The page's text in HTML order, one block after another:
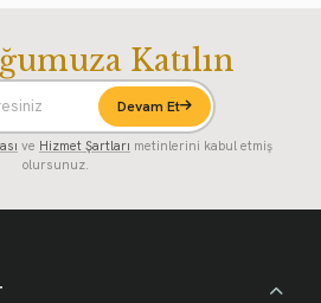
Katılın
Devam Et
ve Hizmet Şartları metinlerini kabul etmiş
olursunuz.